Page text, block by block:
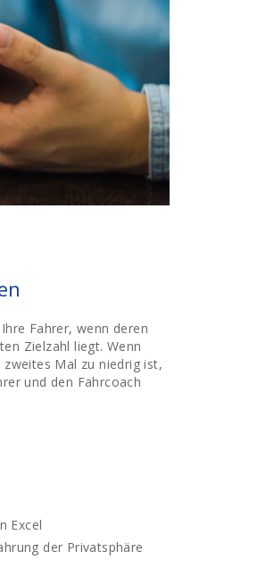
Fahrer, wenn deren
Zielzahl liegt. Wenn
Mal zu niedrig ist,
und den Fahrcoach
Excel
der Privatsphäre